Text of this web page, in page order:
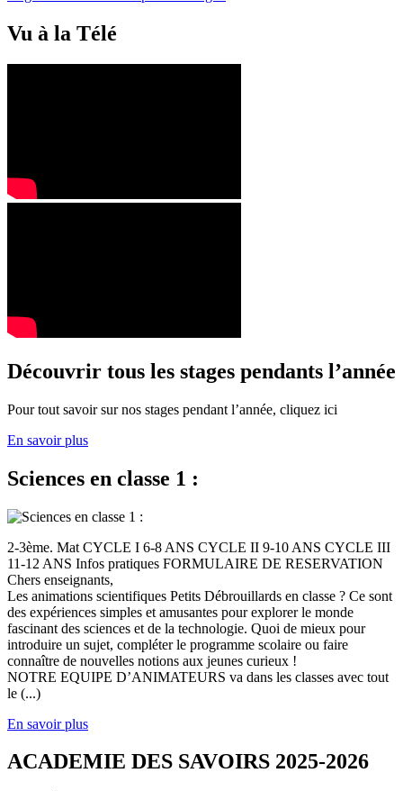
Vu à la Télé
Découvrir tous les stages pendants l’année
Pour tout savoir sur nos stages pendant l’année, cliquez ici
En savoir plus
Sciences en classe 1 :
2-3ème. Mat CYCLE I 6-8 ANS CYCLE II 9-10 ANS CYCLE III
11-12 ANS Infos pratiques FORMULAIRE DE RESERVATION
Chers enseignants,
Les animations scientifiques Petits Débrouillards en classe ? Ce sont
des expériences simples et amusantes pour explorer le monde
fascinant des sciences et de la technologie. Quoi de mieux pour
introduire un sujet, compléter le programme scolaire ou faire
connaître de nouvelles notions aux jeunes curieux !
NOTRE EQUIPE D’ANIMATEURS va dans les classes avec tout
le (...)
En savoir plus
ACADEMIE DES SAVOIRS 2025-2026